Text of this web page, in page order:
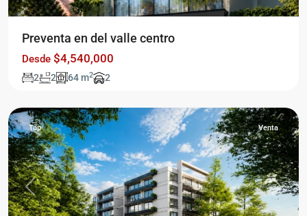
Preventa en del valle centro
Desde $4,540,000
2 2 64 m2 2
Del
Ciudad
de
Previous Next
Top Venta